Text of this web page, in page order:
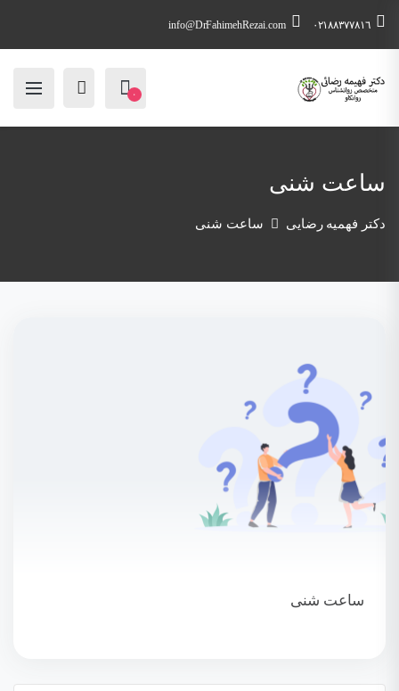
٠٢١٨٨٣٧٧٨١٦ info@DrFahimehRezai.com
۰
ساعت شنی
دکتر فهمیه رضایی ساعت شنی
ساعت شنی